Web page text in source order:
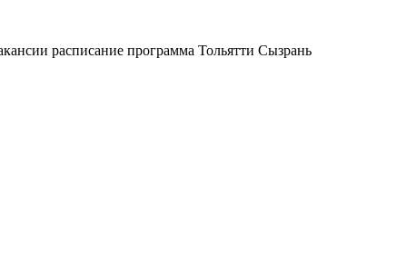
расписание программа Тольятти Сызрань